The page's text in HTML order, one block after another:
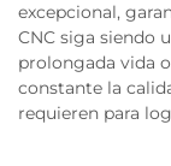
excepcional,
CNC siga siendo
prolongada vida
constante la
requieren para